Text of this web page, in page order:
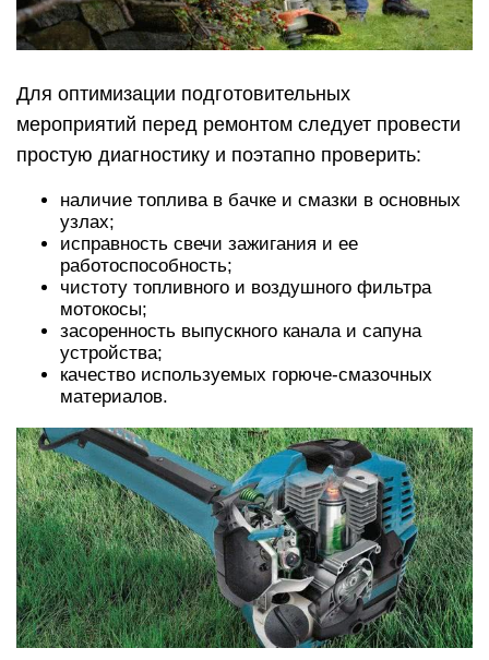
Для оптимизации подготовительных
мероприятий перед ремонтом следует провести
простую диагностику и поэтапно проверить:
наличие топлива в бачке и смазки в основных
узлах;
исправность свечи зажигания и ее
работоспособность;
чистоту топливного и воздушного фильтра
мотокосы;
засоренность выпускного канала и сапуна
устройства;
качество используемых горюче-смазочных
материалов.